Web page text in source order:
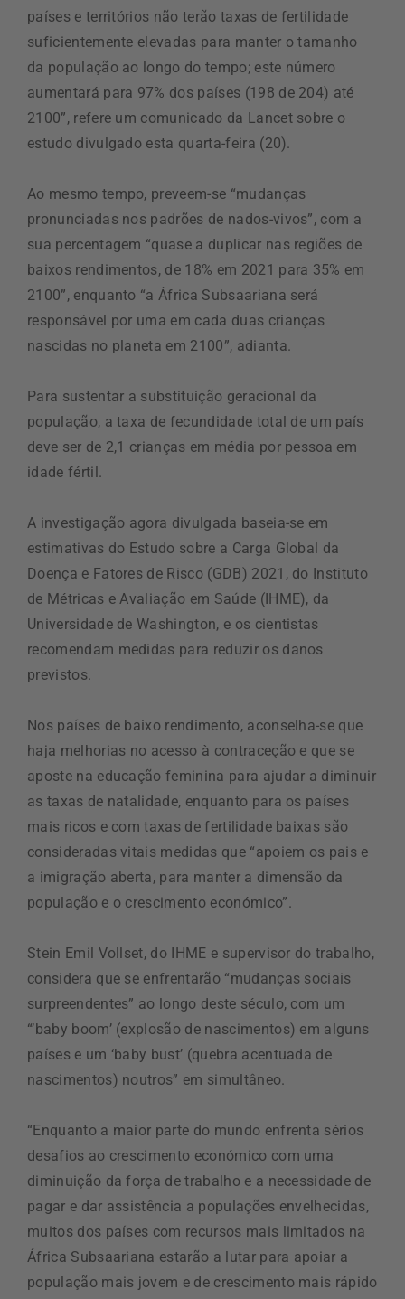
países e territórios não terão taxas de fertilidade
suficientemente elevadas para manter o tamanho
da população ao longo do tempo; este número
aumentará para 97% dos países (198 de 204) até
2100”, refere um comunicado da Lancet sobre o
estudo divulgado esta quarta-feira (20).
Ao mesmo tempo, preveem-se “mudanças
pronunciadas nos padrões de nados-vivos”, com a
sua percentagem “quase a duplicar nas regiões de
baixos rendimentos, de 18% em 2021 para 35% em
2100”, enquanto “a África Subsaariana será
responsável por uma em cada duas crianças
nascidas no planeta em 2100”, adianta.
Para sustentar a substituição geracional da
população, a taxa de fecundidade total de um país
deve ser de 2,1 crianças em média por pessoa em
idade fértil.
A investigação agora divulgada baseia-se em
estimativas do Estudo sobre a Carga Global da
Doença e Fatores de Risco (GDB) 2021, do Instituto
de Métricas e Avaliação em Saúde (IHME), da
Universidade de Washington, e os cientistas
recomendam medidas para reduzir os danos
previstos.
Nos países de baixo rendimento, aconselha-se que
haja melhorias no acesso à contraceção e que se
aposte na educação feminina para ajudar a diminuir
as taxas de natalidade, enquanto para os países
mais ricos e com taxas de fertilidade baixas são
consideradas vitais medidas que “apoiem os pais e
a imigração aberta, para manter a dimensão da
população e o crescimento económico”.
Stein Emil Vollset, do IHME e supervisor do trabalho,
considera que se enfrentarão “mudanças sociais
surpreendentes” ao longo deste século, com um
“’baby boom’ (explosão de nascimentos) em alguns
países e um ‘baby bust’ (quebra acentuada de
nascimentos) noutros” em simultâneo.
“Enquanto a maior parte do mundo enfrenta sérios
desafios ao crescimento económico com uma
diminuição da força de trabalho e a necessidade de
pagar e dar assistência a populações envelhecidas,
muitos dos países com recursos mais limitados na
África Subsaariana estarão a lutar para apoiar a
população mais jovem e de crescimento mais rápido